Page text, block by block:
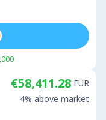
€58,411.28 EUR
4% above market